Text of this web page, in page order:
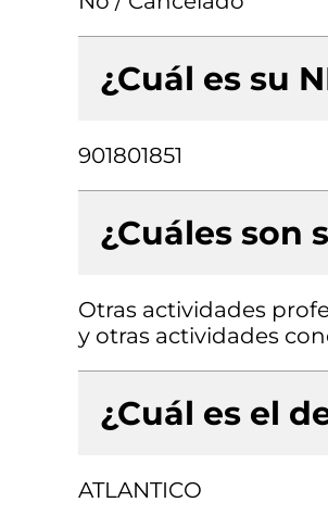
¿Cuál es su
901801851
¿Cuáles son
Otras actividades
y otras actividades
¿Cuál es el
ATLANTICO